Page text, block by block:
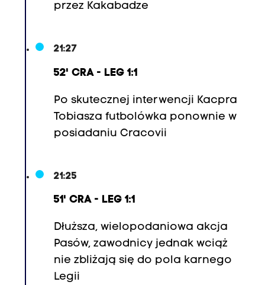
przez Kakabadze
21:27
52' CRA - LEG 1:1
Po skutecznej interwencji Kacpra
Tobiasza futbolówka ponownie w
posiadaniu Cracovii
21:25
51' CRA - LEG 1:1
Dłuższa, wielopodaniowa akcja
Pasów, zawodnicy jednak wciąż
nie zbliżają się do pola karnego
Legii